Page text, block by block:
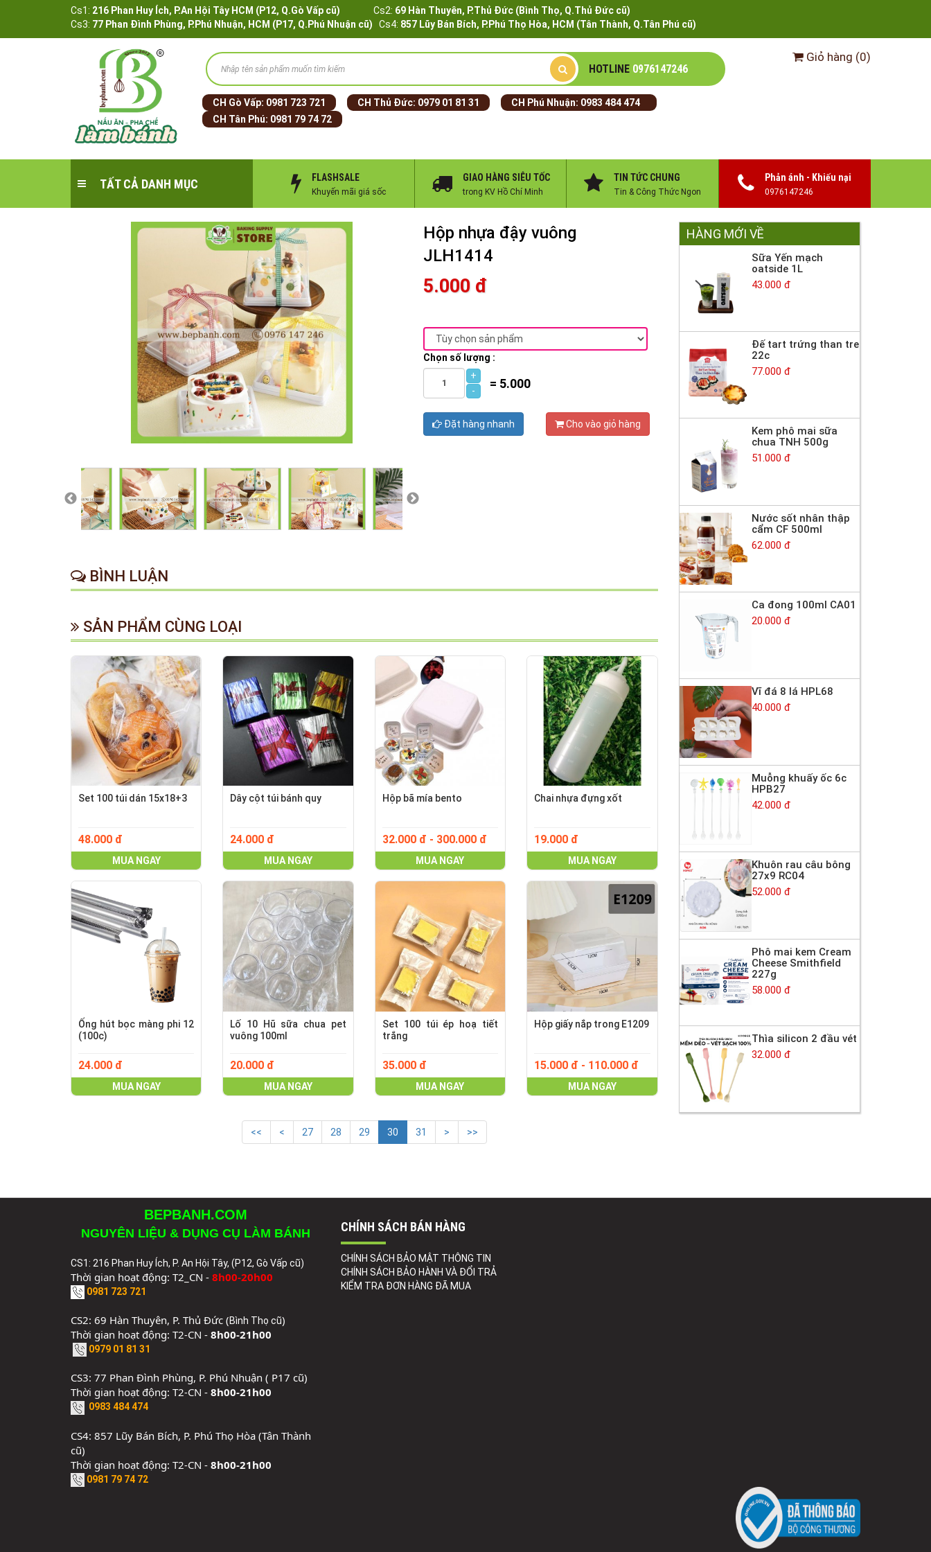
Cs1: 216 Phan Huy Ích, P.An Hội Tây HCM (P12, Q.Gò Vấp cũ) Cs2: 69 Hàn Thuyên, P.Thủ Đức (Bình Thọ, Q.Thủ Đức cũ)
Cs3: 77 Phan Đình Phùng, P.Phú Nhuận, HCM (P17, Q.Phú Nhuận cũ) Cs4: 857 Lũy Bán Bích, P.Phú Thọ Hòa, HCM (Tân Thành, Q.Tân Phú cũ)
HOTLINE 0976147246
CH Gò Vấp: 0981 723 721 CH Thủ Đức: 0979 01 81 31 CH Phú Nhuận: 0983 484 474
CH Tân Phú: 0981 79 74 72
Giỏ hàng (0)
TẤT CẢ DANH MỤC FLASHSALE
Khuyến mãi giá sốc
GIAO HÀNG SIÊU TỐC
trong KV Hồ Chí Minh
TIN TỨC CHUNG
Tin & Công Thức Ngon
Phản ánh - Khiếu nại
0976147246
Hộp nhựa đậy vuông
JLH1414
5.000 đ
Chọn số lượng :
+
-
= 5.000
Đặt hàng nhanh Cho vào giỏ hàng
BÌNH LUẬN
SẢN PHẨM CÙNG LOẠI
Set 100 túi dán 15x18+3
48.000 đ
MUA NGAY
Dây cột túi bánh quy
24.000 đ
MUA NGAY
Hộp bã mía bento
32.000 đ - 300.000 đ
MUA NGAY
Chai nhựa đựng xốt
19.000 đ
MUA NGAY
Ống hút bọc màng phi 12
(100c)
24.000 đ
MUA NGAY
Lố 10 Hũ sữa chua pet
vuông 100ml
20.000 đ
MUA NGAY
Set 100 túi ép hoạ tiết
trắng
35.000 đ
MUA NGAY
Hộp giấy nắp trong E1209
15.000 đ - 110.000 đ
MUA NGAY
<< < 27 28 29 30 31 > >>
HÀNG MỚI VỀ
Sữa Yến mạch
oatside 1L
43.000 đ
Đế tart trứng than tre
22c
77.000 đ
Kem phô mai sữa
chua TNH 500g
51.000 đ
Nước sốt nhân thập
cẩm CF 500ml
62.000 đ
Ca đong 100ml CA01
20.000 đ
Vĩ đá 8 lá HPL68
40.000 đ
Muỗng khuấy ốc 6c
HPB27
42.000 đ
Khuôn rau câu bông
27x9 RC04
52.000 đ
Phô mai kem Cream
Cheese Smithfield
227g
58.000 đ
Thìa silicon 2 đầu vét
32.000 đ
BEPBANH.COM
NGUYÊN LIỆU & DỤNG CỤ LÀM BÁNH
CS1: 216 Phan Huy Ích, P. An Hội Tây, (P12, Gò Vấp cũ)
Thời gian hoạt động: T2_CN - 8h00-20h00
0981 723 721
CS2: 69 Hàn Thuyên, P. Thủ Đức (Bình Thọ cũ)
Thời gian hoạt động: T2-CN - 8h00-21h00
0979 01 81 31
CS3: 77 Phan Đình Phùng, P. Phú Nhuận ( P17 cũ)
Thời gian hoạt động: T2-CN - 8h00-21h00
0983 484 474
CS4: 857 Lũy Bán Bích, P. Phú Thọ Hòa (Tân Thành
cũ)
Thời gian hoạt động: T2-CN - 8h00-21h00
0981 79 74 72
CHÍNH SÁCH BÁN HÀNG
CHÍNH SÁCH BẢO MẬT THÔNG TIN
CHÍNH SÁCH BẢO HÀNH VÀ ĐỔI TRẢ
KIỂM TRA ĐƠN HÀNG ĐÃ MUA